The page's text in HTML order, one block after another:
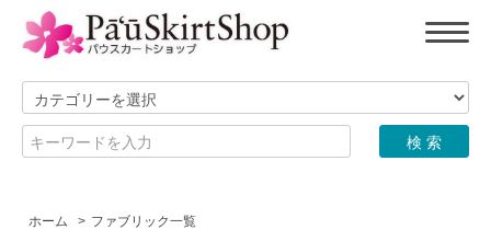
ホーム > ファブリック一覧